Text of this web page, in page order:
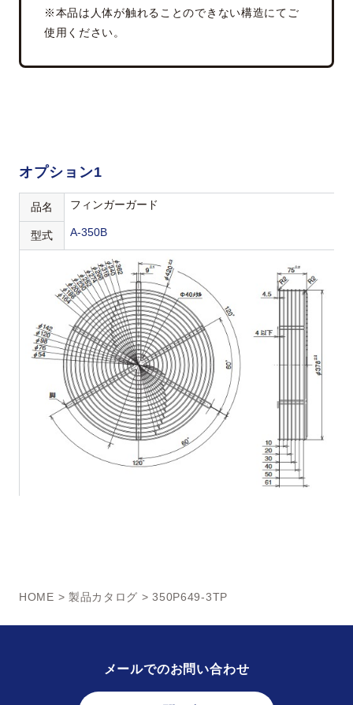
※本品は人体が触れることのできない構造にてご
使用ください。
オプション1
品名 フィンガーガード
型式 A-350B
HOME > 製品カタログ > 350P649-3TP
メールでのお問い合わせ